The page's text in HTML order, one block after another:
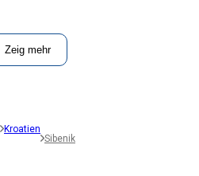
Zeig mehr
Kroatien
Sibenik